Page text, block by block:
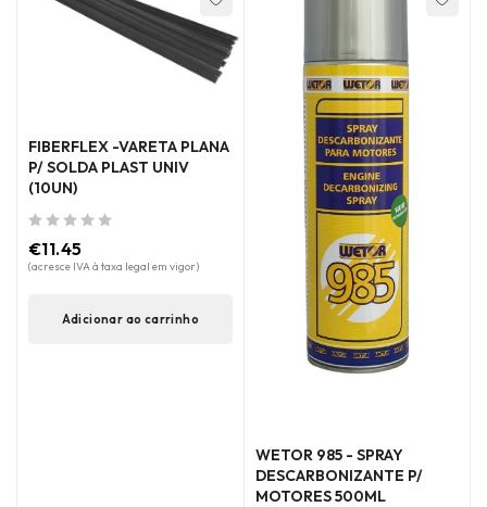
FIBERFLEX -VARETA PLANA
P/ SOLDA PLAST UNIV
(10UN)
€11.45
(acresce IVA à taxa legal em vigor)
Adicionar ao carrinho
WETOR 985 - SPRAY
DESCARBONIZANTE P/
MOTORES 500ML